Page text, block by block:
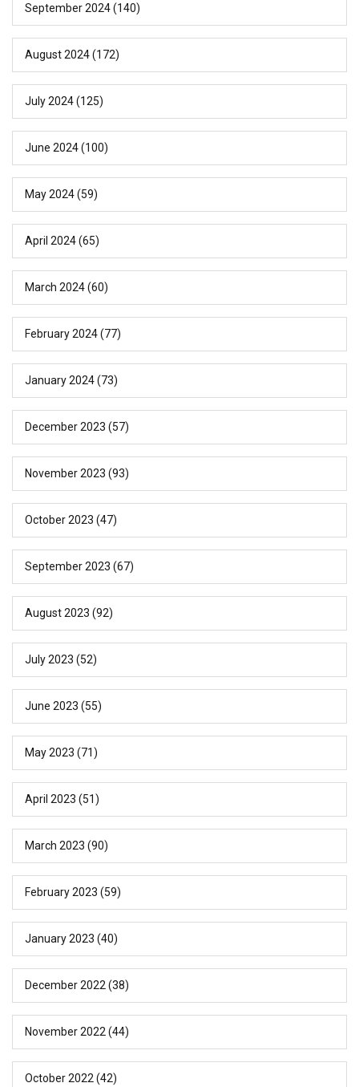
September 2024(140)
August 2024(172)
July 2024(125)
June 2024(100)
May 2024(59)
April 2024(65)
March 2024(60)
February 2024(77)
January 2024(73)
December 2023 (57)
November 2023 (93)
October 2023 (47)
September 2023 (67)
August 2023 (92)
July 2023 (52)
June 2023 (55)
May 2023 (71)
April 2023 (51)
March 2023 (90)
February 2023 (59)
January 2023 (40)
December 2022 (38)
November 2022 (44)
October 2022 (42)